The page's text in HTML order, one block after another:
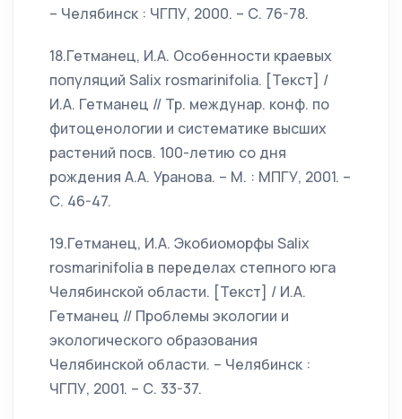
– Челябинск : ЧГПУ, 2000. – С. 76-78.
18.Гетманец, И.А. Особенности краевых
популяций Salix rosmarinifolia. [Текст] /
И.А. Гетманец // Тр. междунар. конф. по
фитоценологии и систематике высших
растений посв. 100-летию со дня
рождения А.А. Уранова. – М. : МПГУ, 2001. –
С. 46-47.
19.Гетманец, И.А. Экобиоморфы Salix
rosmarinifolia в переделах степного юга
Челябинской области. [Текст] / И.А.
Гетманец // Проблемы экологии и
экологического образования
Челябинской области. – Челябинск :
ЧГПУ, 2001. – С. 33-37.